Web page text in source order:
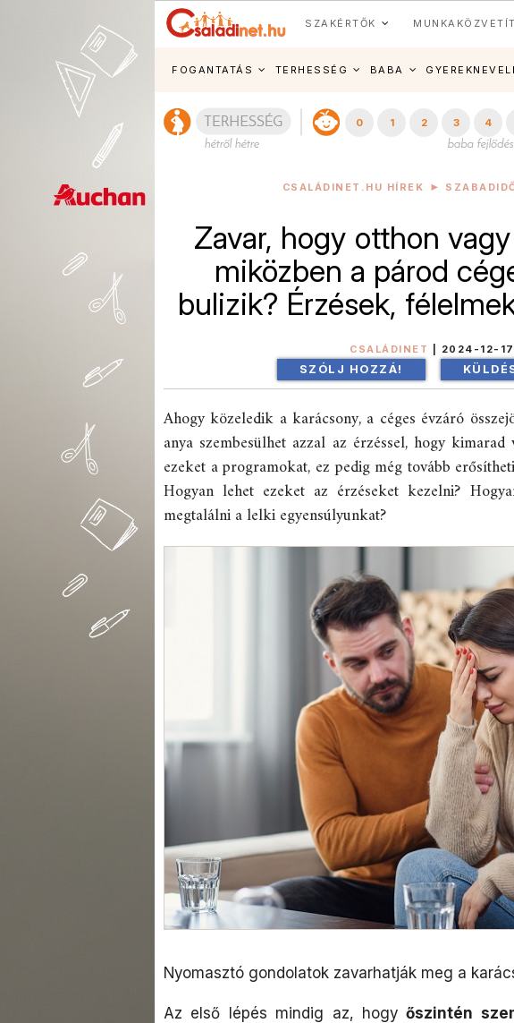
SZAKÉRTŐK
FOGANTATÁS TERHESSÉG BABA
0 1 2 3 4
CSALÁDINET.HU HÍREK
Zavar, hogy otthon
miközben a párod
bulizik? Érzések,
CSALÁDINET 2024-12-17
SZÓLJ HOZZÁ!
Ahogy közeledik a karácsony, a céges évzáró
anya szembesülhet azzal az érzéssel, hogy
ezeket a programokat, ez pedig még tovább
Hogyan lehet ezeket az érzéseket kezelni?
megtalálni a lelki egyensúlyunkat?
Nyomasztó gondolatok zavarhatják meg a
Az első lépés mindig az, hogyőszintén